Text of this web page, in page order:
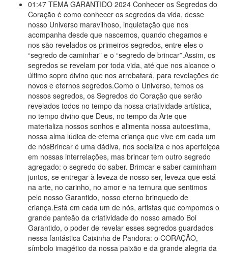
01:47 TEMA GARANTIDO 2024 Conhecer os Segredos do
Coração é como conhecer os segredos da vida, desse
nosso Universo maravilhoso, inquietação que nos
acompanha desde que nascemos, quando chegamos e
nos são revelados os primeiros segredos, entre eles o
“segredo de caminhar” e o “segredo de brincar”.Assim, os
segredos se revelam por toda vida, até que nos alcance o
último sopro divino que nos arrebatará, para revelações de
novos e eternos segredos.Como o Universo, temos os
nossos segredos, os Segredos do Coração que serão
revelados todos no tempo da nossa criatividade artística,
no tempo divino que Deus, no tempo da Arte que
materializa nossos sonhos e alimenta nossa autoestima,
nossa alma lúdica de eterna criança que vive em cada um
de nósBrincar é uma dádiva, nos socializa e nos aperfeiçoa
em nossas interrelações, mas brincar tem outro segredo
agregado: o segredo do saber. Brimcar e saber caminham
juntos, se entregar à leveza de nosso ser, leveza que está
na arte, no carinho, no amor e na ternura que sentimos
pelo nosso Garantido, nosso eterno brinquedo de
criança.Está em cada um de nós, artistas que compomos o
grande panteão da criatividade do nosso amado Boi
Garantido, o poder de revelar esses segredos guardados
nessa fantástica Caixinha de Pandora: o CORAÇÃO,
símbolo imagético da nossa paixão e da grande alegria da